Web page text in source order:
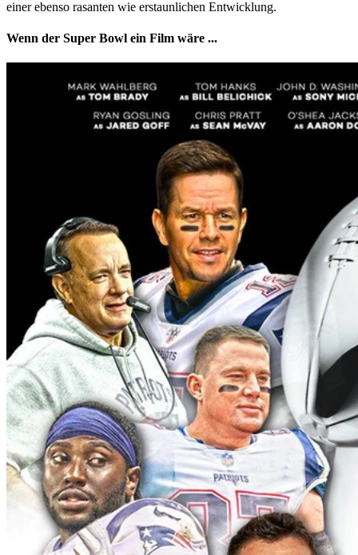
einer ebenso rasanten wie erstaunlichen Entwicklung.
Wenn der Super Bowl ein Film wäre ...